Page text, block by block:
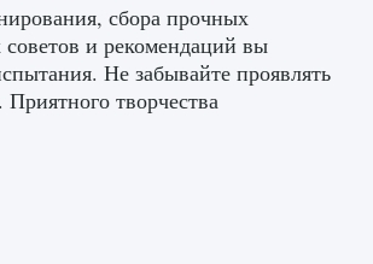
сбора прочных
и рекомендаций вы
Не забывайте проявлять
творчества